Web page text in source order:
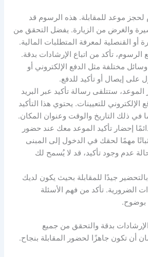
موعد للمقابلة. هذه الرسوم قد
والغرض من الزيارة. يفضل التحقق من
أو القنصلية لمعرفة المتطلبات المالية.
الرسوم، تأكد من اتباع الإرشادات بدقة.
مختلفة مثل الدفع الإلكتروني أو
على إيصال أو تأكيد للدفع.
الموعد، ستتلقى رسالة تأكيد عبر البريد
الإلكتروني للتعيينات. يحتوي هذا التأكيد
في ذلك التاريخ والوقت وعنوان المكان.
إحضار تأكيد الموعد معك عند حضور
إثباتًا مهمًا لحقك في الدخول إلى المبنى
عدم وجود تأكيد، قد لا يُسمح لك
جيدًا للمقابلة بحيث يكون لديك
الضرورية. تأكد من فهم الأسئلة
بوضوح.
بدقة والتحقق من جميع
أن تكون جاهزًا لحضور المقابلة بنجاح.